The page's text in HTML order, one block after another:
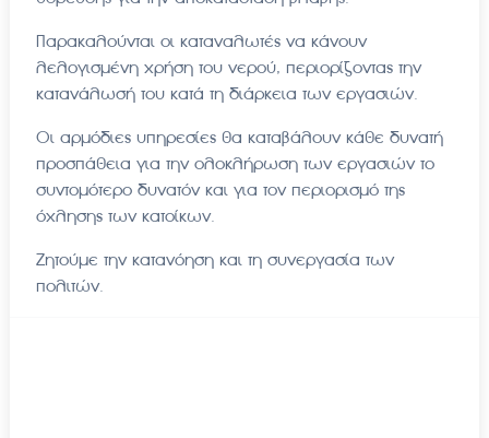
Παρακαλούνται οι καταναλωτές να κάνουν
λελογισμένη χρήση του νερού, περιορίζοντας την
κατανάλωσή του κατά τη διάρκεια των εργασιών.
Οι αρμόδιες υπηρεσίες θα καταβάλουν κάθε δυνατή
προσπάθεια για την ολοκλήρωση των εργασιών το
συντομότερο δυνατόν και για τον περιορισμό της
όχλησης των κατοίκων.
Ζητούμε την κατανόηση και τη συνεργασία των
πολιτών.